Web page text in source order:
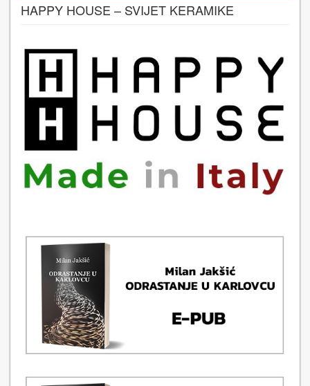
HAPPY HOUSE – SVIJET KERAMIKE